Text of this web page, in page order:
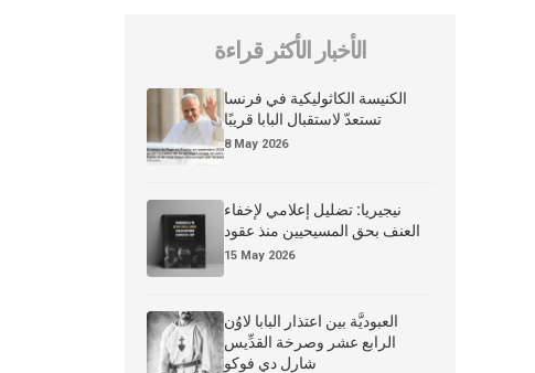
الأخبار الأكثر قراءة
الكنيسة الكاثوليكية في فرنسا
تستعدّ لاستقبال البابا قريبًا
8 May 2026
نيجيريا: تضليل إعلامي لإخفاء
العنف بحق المسيحيين منذ عقود
15 May 2026
العبوديَّة بين اعتذار البابا لاوُن
الرابع عشر وصرخة القدِّيس
شارل دي فوكو